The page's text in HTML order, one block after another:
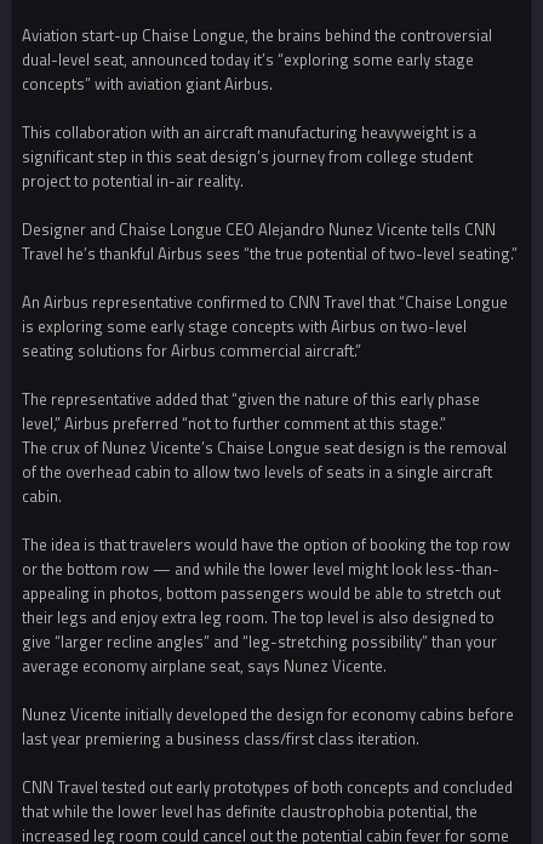
Aviation start-up Chaise Longue, the brains behind the controversial
dual-level seat, announced today it’s “exploring some early stage
concepts” with aviation giant Airbus.
This collaboration with an aircraft manufacturing heavyweight is a
significant step in this seat design’s journey from college student
project to potential in-air reality.
Designer and Chaise Longue CEO Alejandro Nunez Vicente tells CNN
Travel he’s thankful Airbus sees “the true potential of two-level seating.”
An Airbus representative confirmed to CNN Travel that “Chaise Longue
is exploring some early stage concepts with Airbus on two-level
seating solutions for Airbus commercial aircraft.”
The representative added that “given the nature of this early phase
level,” Airbus preferred “not to further comment at this stage.”
The crux of Nunez Vicente’s Chaise Longue seat design is the removal
of the overhead cabin to allow two levels of seats in a single aircraft
cabin.
The idea is that travelers would have the option of booking the top row
or the bottom row — and while the lower level might look less-than-
appealing in photos, bottom passengers would be able to stretch out
their legs and enjoy extra leg room. The top level is also designed to
give “larger recline angles” and “leg-stretching possibility” than your
average economy airplane seat, says Nunez Vicente.
Nunez Vicente initially developed the design for economy cabins before
last year premiering a business class/first class iteration.
CNN Travel tested out early prototypes of both concepts and concluded
that while the lower level has definite claustrophobia potential, the
increased leg room could cancel out the potential cabin fever for some